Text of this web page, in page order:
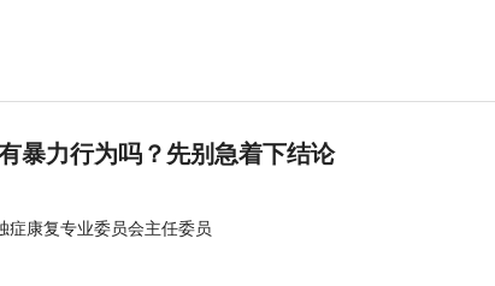
暴力行为吗？先别急着下结论
症康复专业委员会主任委员